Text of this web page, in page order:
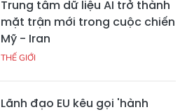
Trung tâm dữ liệu AI trở thành
mặt trận mới trong cuộc chiến
Mỹ - Iran
THẾ GIỚI
Lãnh đạo EU kêu gọi 'hành